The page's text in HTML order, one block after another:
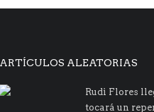
ARTÍCULOS ALEATORIAS
Rudi Flores
tocará un